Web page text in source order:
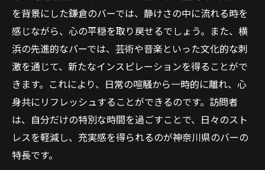
を背景にした鎌倉のバーでは、静けさの中に流れる時を
感じながら、心の平穏を取り戻せるでしょう。また、横
浜の先進的なバーでは、芸術や音楽といった文化的な刺
激を通じて、新たなインスピレーションを得ることがで
きます。これにより、日常の喧騒から一時的に離れ、心
身共にリフレッシュすることができるのです。訪問者
は、自分だけの特別な時間を過ごすことで、日々のスト
レスを軽減し、充実感を得られるのが神奈川県のバーの
特長です。